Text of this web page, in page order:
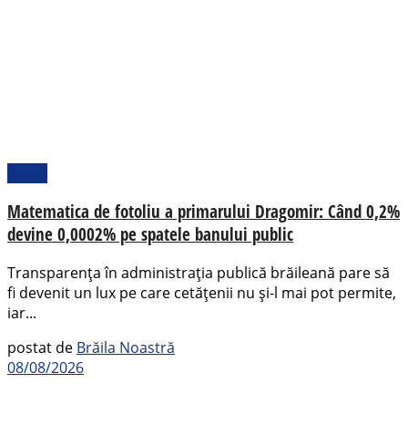
Matematica de fotoliu a primarului Dragomir: Când 0,2%
devine 0,0002% pe spatele banului public
Transparența în administrația publică brăileană pare să
fi devenit un lux pe care cetățenii nu și-l mai pot permite,
iar...
postat de Brăila Noastră
08/08/2026